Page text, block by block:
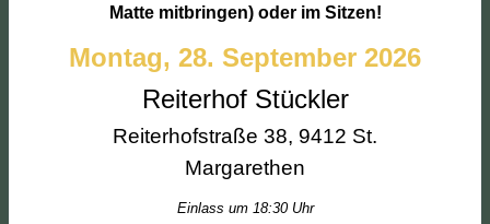
Matte mitbringen) oder im Sitzen!
Montag, 28. September 2026
Reiterhof Stückler
Reiterhofstraße 38, 9412 St.
Margarethen
Einlass um 18:30 Uhr